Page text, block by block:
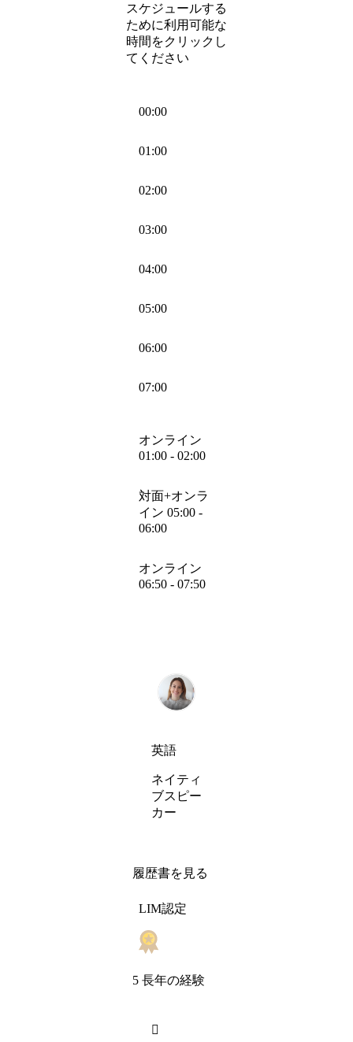
スケジュールする
ために利用可能な
時間をクリックし
てください
00:00
01:00
02:00
03:00
04:00
05:00
06:00
07:00
オンライン
01:00 - 02:00
対面+オンラ
イン 05:00 -
06:00
オンライン
06:50 - 07:50
英語
ネイティ
ブスピー
カー
履歴書を見る
LIM認定
5 長年の経験
